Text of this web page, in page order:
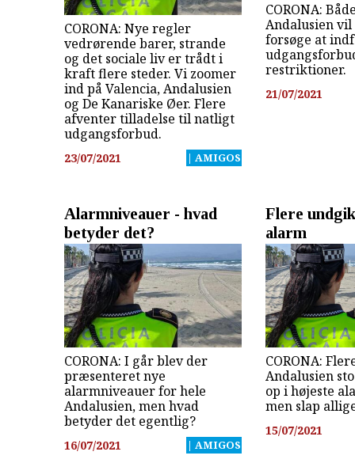
CORONA: Nye regler
vedrørende barer, strande
og det sociale liv er trådt i
kraft flere steder. Vi zoomer
ind på Valencia, Andalusien
og De Kanariske Øer. Flere
afventer tilladelse til natligt
udgangsforbud.
23/07/2021 | AMIGOS
CORONA:
Andalusien
forsøge at
restriktioner.
21/07/2021
Alarmniveauer - hvad
betyder det?
CORONA: I går blev der
præsenteret nye
alarmniveauer for hele
Andalusien, men hvad
betyder det egentlig?
16/07/2021 | AMIGOS
Flere
alarm
CORONA:
Andalusien
op i højeste
men slap
15/07/2021